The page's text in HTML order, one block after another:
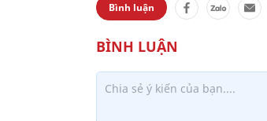
Bình luận